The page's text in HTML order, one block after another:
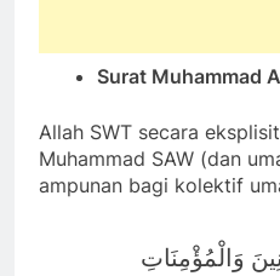
Surat Muhammad
Allah SWT secara
Muhammad SAW (dan
ampunan bagi kolektif
وَالْمُؤْمِنَاتِ